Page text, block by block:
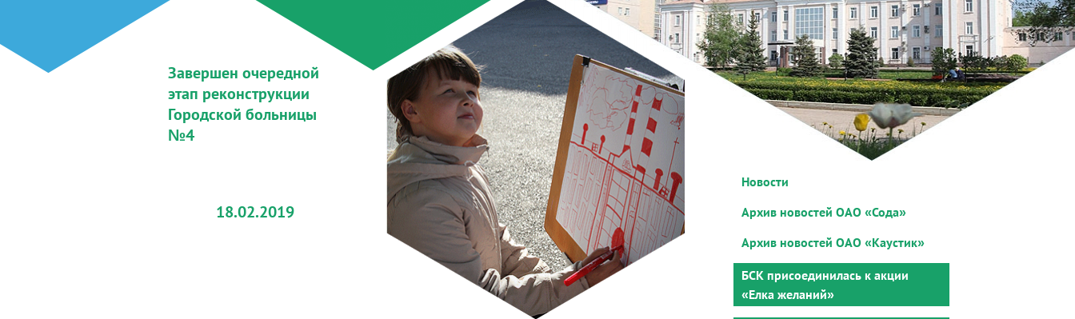
Завершен очередной
этап реконструкции
Городской больницы
№4
18.02.2019
Новости
Архив новостей ОАО «Сода»
Архив новостей ОАО «Каустик»
БСК присоединилась к акции
«Елка желаний»